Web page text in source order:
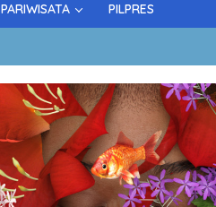
PARIWISATA PILPRES